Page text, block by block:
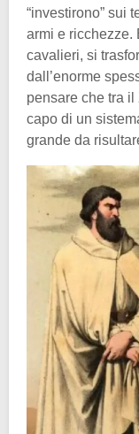
“investirono” sui
armi e ricchezze.
cavalieri, si
dall’enorme
pensare che tra il
capo di un
grande da